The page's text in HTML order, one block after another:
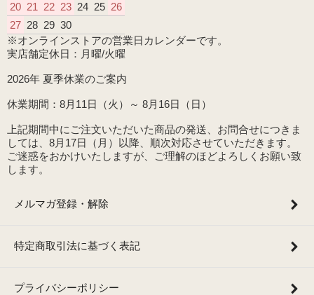
20 21 22 23 24 25 26
27 28 29 30
※オンラインストアの営業日カレンダーです。
実店舗定休日：月曜/火曜
2026年 夏季休業のご案内
休業期間：8月11日（火）～ 8月16日（日）
上記期間中にご注文いただいた商品の発送、お問合せにつきま
しては、8月17日（月）以降、順次対応させていただきます。
ご迷惑をおかけいたしますが、ご理解のほどよろしくお願い致
します。
メルマガ登録・解除
特定商取引法に基づく表記
プライバシーポリシー